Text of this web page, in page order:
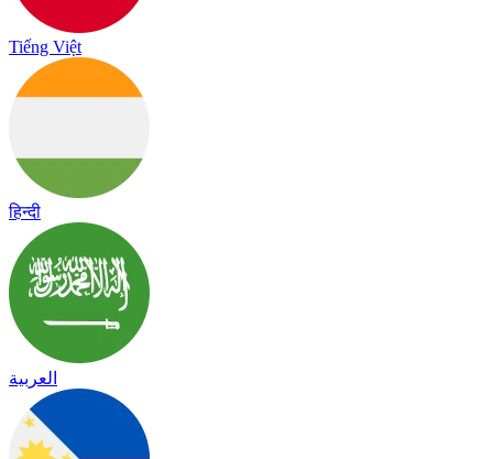
Tiếng Việt
हिन्दी
العربية